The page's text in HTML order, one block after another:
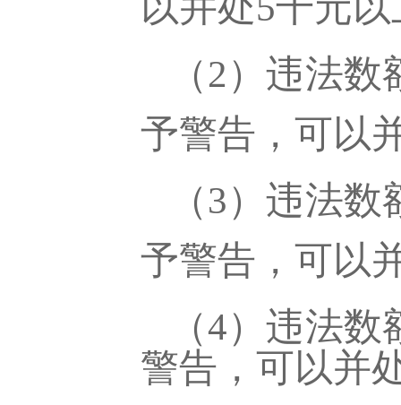
（2）违法数
予警告，可以
（3）违法数
予警告，可以
（4）违法数
警告，可以并